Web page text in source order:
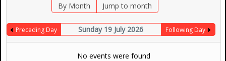
By Month Jump to month
Preceding Day Sunday 19 July 2026 Following Day
No events were found